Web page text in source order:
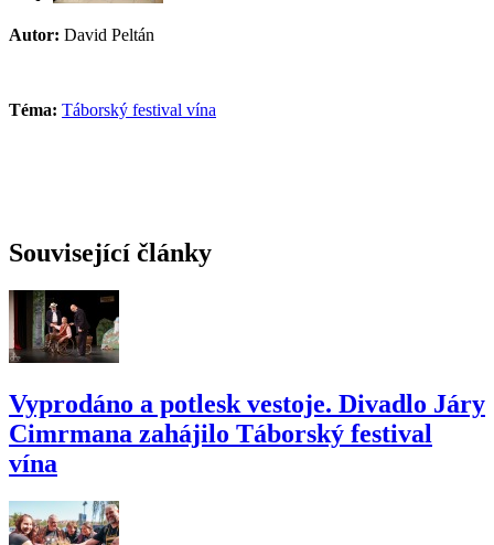
Autor: David Peltán
Téma: Táborský festival vína
Související články
Vyprodáno a potlesk vestoje. Divadlo Járy
Cimrmana zahájilo Táborský festival
vína